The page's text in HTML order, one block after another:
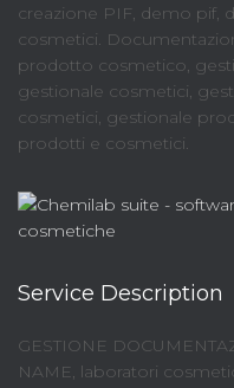
creazione PIF, demo pif,
cosmetici.
prodotto cosmetico,
gestionale cosmetici,
cosmetici, gestionale
prodotti e cosmetici.
Service Description
GESTIONE
NAME, laboratori